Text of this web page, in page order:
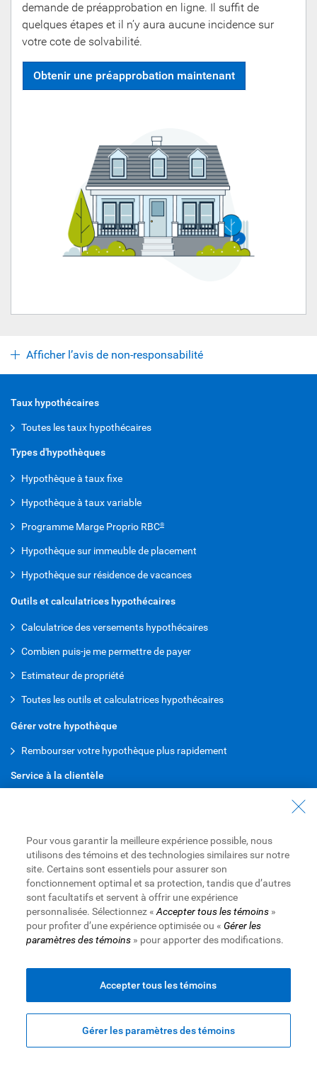
demande de préapprobation en ligne. Il suffit de
quelques étapes et il n’y aura aucune incidence sur
votre cote de solvabilité.
Obtenir une préapprobation maintenant
Afficher l’avis de non-responsabilité
Taux hypothécaires
Toutes les taux hypothécaires
Types d'hypothèques
Hypothèque à taux fixe
Hypothèque à taux variable
Programme Marge Proprio RBC®
Hypothèque sur immeuble de placement
Hypothèque sur résidence de vacances
Outils et calculatrices hypothécaires
Calculatrice des versements hypothécaires
Combien puis-je me permettre de payer
Estimateur de propriété
Toutes les outils et calculatrices hypothécaires
Gérer votre hypothèque
Rembourser votre hypothèque plus rapidement
Service à la clientèle
Parler à un conseiller en prêts hypothécaires
Obtenez un prêt hypothécaire préapprouvé
Téléchargez l’appli Mobile RBC
Android
iPhone
Site Web de la Banque Royale du Canada,
renseignements et Sécurité|Publicité et témoins
Pour vous garantir la meilleure expérience possible, nous
utilisons des témoins et des technologies similaires sur notre
site. Certains sont essentiels pour assurer son
fonctionnement optimal et sa protection, tandis que d’autres
sont facultatifs et servent à offrir une expérience
personnalisée. Sélectionnez « Accepter tous les témoins»
pour profiter d’une expérience optimisée ou « Gérer les
paramètres des témoins» pour apporter des modifications.
Gérer les paramètres des témoins
Accepter tous les témoins